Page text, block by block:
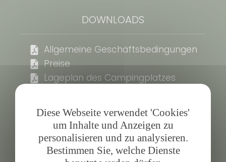
DOWNLOADS
Allgemeine Geschäftsbedingungen
Preise
Lageplan des Campingplatzes
SOZIALES
Diese Webseite verwendet 'Cookies'
um Inhalte und Anzeigen zu
personalisieren und zu analysieren.
Bestimmen Sie, welche Dienste